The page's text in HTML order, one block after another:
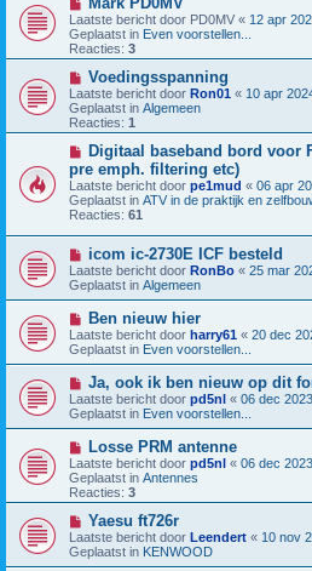
e
r
i
c
h
i
e
u
w
b
r
i
c
h
Laatste bericht door PD0MV « 12 apr
Geplaatst in Even voorstellen...
Reacties: 3
N
i
e
u
w
b
e
r
i
c
h
t
Voedingsspanning
Laatste bericht door Ron01 « 10 apr
Geplaatst in Algemeen
Reacties: 1
N
e
u
w
b
e
c
h
Digitaal baseband bord voor
pre emph. filtering etc)
Laatste bericht door pe1mud « 06 apr
Geplaatst in ATV in de praktijk en
Reacties: 61
N
i
e
u
w
b
e
r
i
c
h
t
icom ic-2730E ICF besteld
Laatste bericht door RonBo « 25 mar
Geplaatst in Algemeen
N
i
e
u
w
b
e
r
i
h
t
Ben nieuw hier
Laatste bericht door harry61 « 20 dec
Geplaatst in Even voorstellen...
N
i
e
u
w
b
e
r
i
t
Ja, ook ik ben nieuw op dit
Laatste bericht door pd5nl « 06 dec
Geplaatst in Even voorstellen...
N
i
e
u
w
b
r
i
Losse PRM antenne
Laatste bericht door pd5nl « 06 dec
Geplaatst in Antennes
Reacties: 3
N
i
e
u
Yaesu ft726r
Laatste bericht door Leendert « 10 nov
Geplaatst in KENWOOD